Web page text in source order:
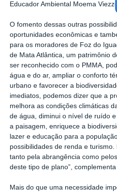
Educador Ambiental Moema
O fomento dessas outras
oportunidades econômicas e
para os moradores de Foz do
de Mata Atlântica, um patrimônio
ser reconhecido com o PMMA,
água e do ar, ampliar o conforto
urbano e favorecer a
imediatos, podemos dizer que a
melhora as condições climáticas
de água, diminui o nível de ruído
a paisagem, enriquece a
lazer e educação para a
possibilidades de renda e
tanto pela abrangência como
deste tipo de plano”, complementa
Mais do que uma necessidade